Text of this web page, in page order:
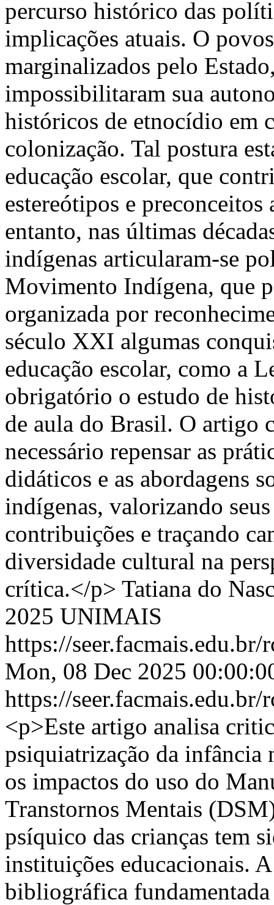
percurso histórico das
implicações atuais. O
marginalizados pelo
impossibilitaram sua
históricos de etnocídio em
colonização. Tal postura
educação escolar, que
estereótipos e preconceitos
entanto, nas últimas
indígenas articularam-se
Movimento Indígena, que
organizada por
século XXI algumas
educação escolar, como a
obrigatório o estudo de
de aula do Brasil. O artigo
necessário repensar as
didáticos e as abordagens
indígenas, valorizando
contribuições e traçando
diversidade cultural na
crítica.</p> Tatiana do
2025 UNIMAIS
https://
Mon, 08 Dec 2025
https://
<p>Este artigo analisa
psiquiatrização da infância
os impactos do uso do
Transtornos Mentais
psíquico das crianças tem
instituições educacionais.
bibliográfica